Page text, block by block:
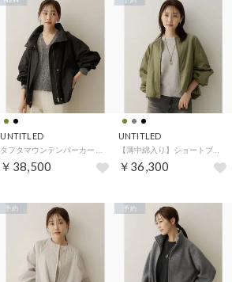
UNTITLED
￥38,500
UNTITLED
【薄中綿入り】ショートブルゾン （カーキ(027)）
￥36,300
予約 予約